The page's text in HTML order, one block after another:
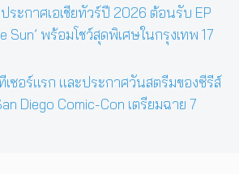
ประกาศเอเชียทัวร์ปี 2026 ต้อนรับ EP
Sun’ พร้อมโชว์สุดพิเศษในกรุงเทพ 17
เซอร์แรก และประกาศวันสตรีมของซีรีส์
Diego Comic-Con เตรียมฉาย 7